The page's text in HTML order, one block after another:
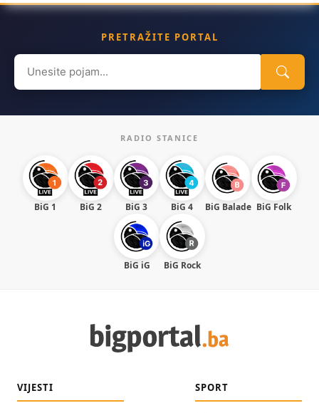
PRETRAŽITE PORTAL
Search
for:
RADIO STANICE
BiG 1 BiG 2 BiG 3 BiG 4 BiG Balade BiG Folk
BiG iG BiG Rock
VIJESTI SPORT